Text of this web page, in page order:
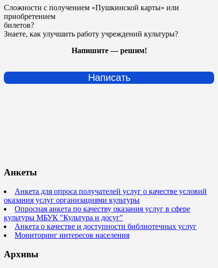
Сложности с получением «Пушкинской карты» или
приобретением
билетов?
Знаете, как улучшить работу учреждений культуры?
Напишите — решим!
Написать
Анкеты
Анкета для опроса получателей услуг о качестве условий
оказания услуг организациями культуры
Опросная анкета по качеству оказания услуг в сфере
культуры МБУК "Культура и досуг"
Анкета о качестве и доступности библиотечных услуг
Мониторинг интересов населения
Архивы